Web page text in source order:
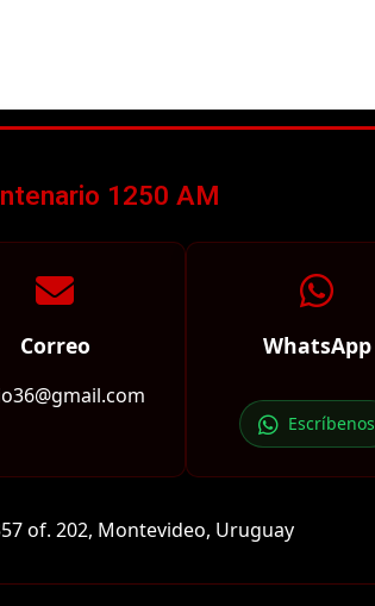
1250 AM
Correo WhatsApp
Escríbenos
of. 202, Montevideo, Uruguay